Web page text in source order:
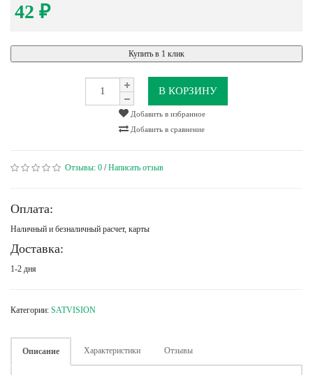
42 ₽
Купить в 1 клик
В КОРЗИНУ
Добавить в избранное
Добавить в сравнение
Отзывы: 0 /Написать отзыв
Оплата:
Наличный и безналичный расчет, карты
Доставка:
1-2 дня
Категории: SATVISION
Описание Характеристики Отзывы